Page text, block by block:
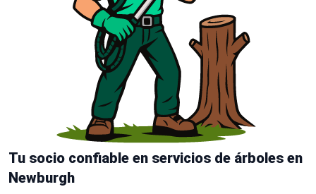
Tu socio confiable en servicios de árboles en
Newburgh